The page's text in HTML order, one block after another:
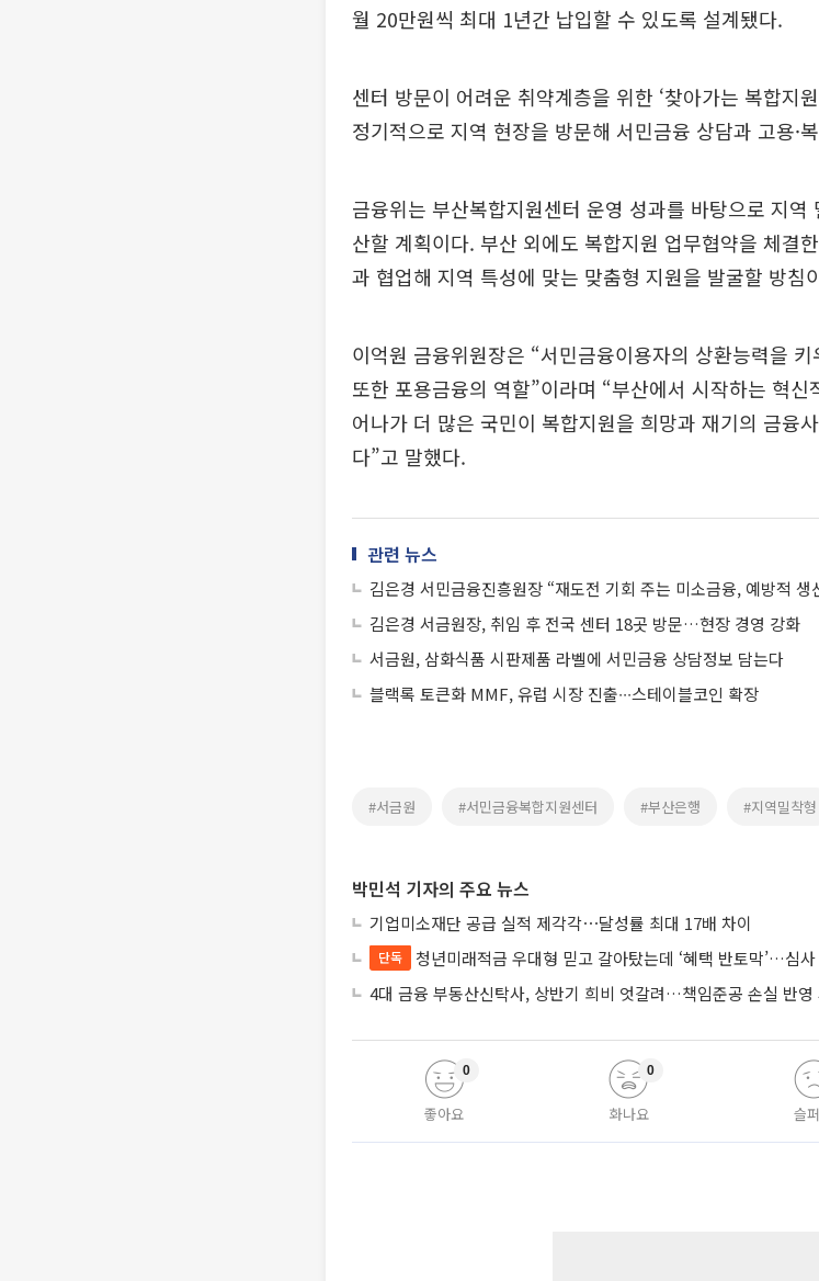
월 20만원씩 최대 1년간 납입할 수 있도록 설계됐다.
센터 방문이 어려운 취약계층을 위한 ‘찾아가는 복합지
정기적으로 지역 현장을 방문해 서민금융 상담과 고용·
금융위는 부산복합지원센터 운영 성과를 바탕으로 지
산할 계획이다. 부산 외에도 복합지원 업무협약을 체결
과 협업해 지역 특성에 맞는 맞춤형 지원을 발굴할 방침
이억원 금융위원장은 “서민금융이용자의 상환능력을
또한 포용금융의 역할”이라며 “부산에서 시작하는 혁
어나가 더 많은 국민이 복합지원을 희망과 재기의 금융
다”고 말했다.
관련 뉴스
김은경 서민금융진흥원장 “재도전 기회 주는 미소금융, 예방적 생
김은경 서금원장, 취임 후 전국 센터 18곳 방문…현장 경영 강화
서금원, 삼화식품 시판제품 라벨에 서민금융 상담정보 담는다
블랙록 토큰화 MMF, 유럽 시장 진출∙∙∙스테이블코인 확장
#서금원 #서민금융복합지원센터 #부산은행 #지역밀착형
박민석 기자의 주요 뉴스
기업미소재단 공급 실적 제각각⋯달성률 최대 17배 차이
단독
청년미래적금 우대형 믿고 갈아탔는데 ‘혜택 반토막’…심
4대 금융 부동산신탁사, 상반기 희비 엇갈려…책임준공 손실 반영
좋아요
0
화나요
0
슬